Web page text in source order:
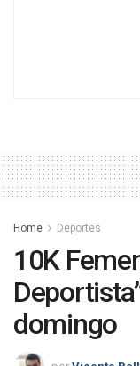
Home Deportes
10K
domingo